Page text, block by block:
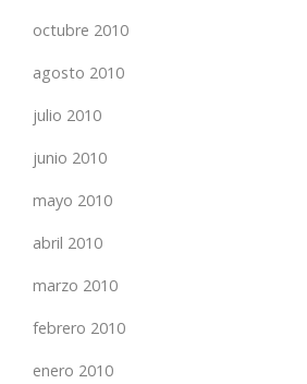
octubre 2010
agosto 2010
julio 2010
junio 2010
mayo 2010
abril 2010
marzo 2010
febrero 2010
enero 2010